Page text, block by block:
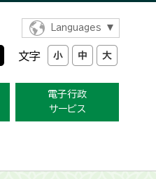
Languages
文字
電子行政
サービス